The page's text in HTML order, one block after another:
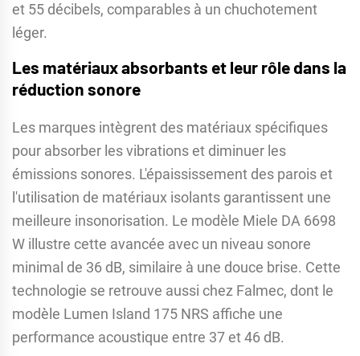
et 55 décibels, comparables à un chuchotement
léger.
Les matériaux absorbants et leur rôle dans la
réduction sonore
Les marques intègrent des matériaux spécifiques
pour absorber les vibrations et diminuer les
émissions sonores. L'épaississement des parois et
l'utilisation de matériaux isolants garantissent une
meilleure insonorisation. Le modèle Miele DA 6698
W illustre cette avancée avec un niveau sonore
minimal de 36 dB, similaire à une douce brise. Cette
technologie se retrouve aussi chez Falmec, dont le
modèle Lumen Island 175 NRS affiche une
performance acoustique entre 37 et 46 dB.